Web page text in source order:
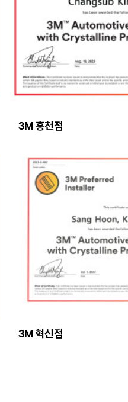
3M 홍천점
3M 혁신점